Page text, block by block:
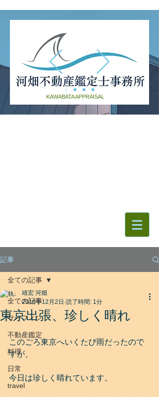
KAWABATA APPRAISAL
記事
全ての記事
サーフィン
不動産鑑定
料理
日常
travel
全ての記事
東京出張、珍しく晴れ
靖宏 河畑
2018年12月2日 読了時間: 1分
このごろ東京へいくたび雨だったので
すが、
今日は珍しく晴れています。